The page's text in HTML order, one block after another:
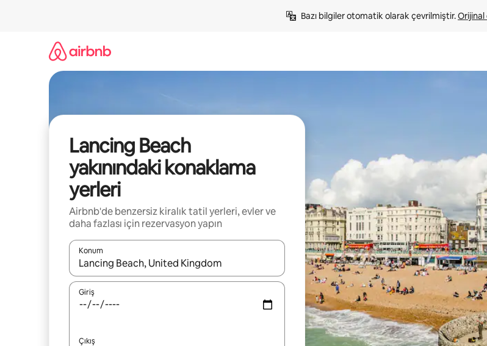
Bazı bilgiler otomatik olarak çevrilmiştir.
Lancing Beach
yakınındaki konaklama
yerleri
Airbnb'de benzersiz kiralık tatil yerleri, evler ve
daha fazlası için rezervasyon yapın
Konum
Sonuçlar kullanılabilir olduğunda yukarı ve aşağı oklarıyla gezinin veya dokunarak ya da kaydırma
Giriş
Çıkış